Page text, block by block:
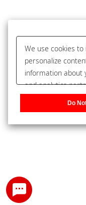
We use cookies
personalize
information about
and analytics
Do